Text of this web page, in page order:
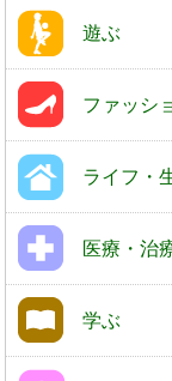
遊ぶ
ファッシ
ライフ・
医療・治
学ぶ